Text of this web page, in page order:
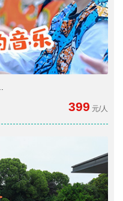
399 元/人